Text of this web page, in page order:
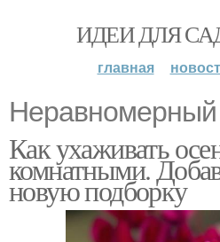
ИДЕИ ДЛЯ
главная
Неравномерный
Как ухаживать
комнатными.
новую подборку